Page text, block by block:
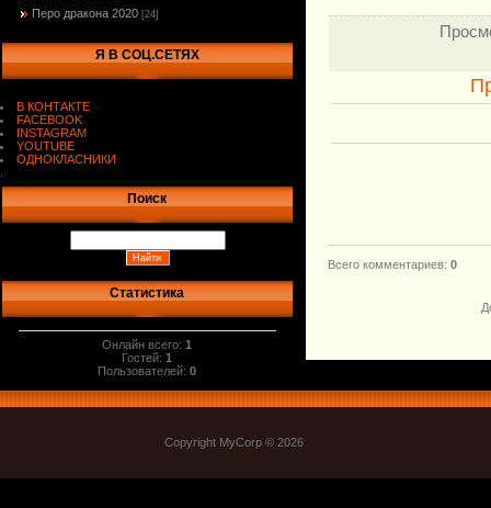
Перо дракона 2020 [24]
Я В СОЦ.СЕТЯХ
В КОНТАКТЕ
FACEBOOK
INSTAGRAM
YOUTUBE
ОДНОКЛАСНИКИ
Поиск
Статистика
Онлайн всего:1
Гостей:1
Пользователей:0
Всего комментариев: 0
Copyright MyCorp © 2026